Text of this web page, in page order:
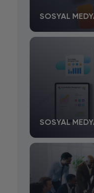
SOSYAL
SOSYAL